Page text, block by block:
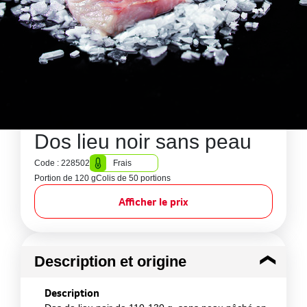
Dos lieu noir sans peau
Code : 228502
Frais
Portion de 120 gColis de 50 portions
Afficher le prix
Description et origine
Description